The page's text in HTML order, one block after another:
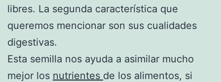
libres. La segunda característica que
queremos mencionar son sus cualidades
digestivas.
Esta semilla nos ayuda a asimilar mucho
mejor los nutrientes de los alimentos, si